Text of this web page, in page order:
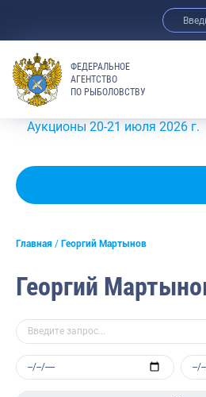
ФЕДЕРАЛЬНОЕ
АГЕНТСТВО
ПО РЫБОЛОВСТВУ
20-21 июля 2026 г. На
Главная Георгий Мартынов
Георгий